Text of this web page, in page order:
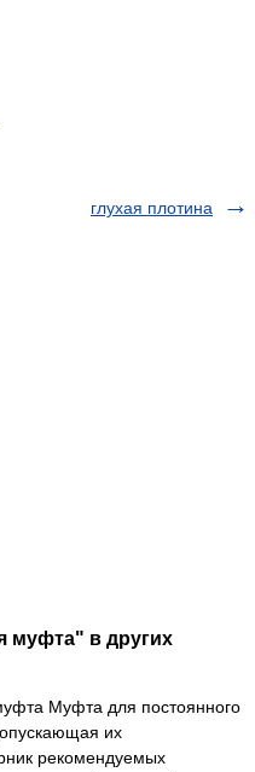
глухая плотина
муфта" в других
Муфта для постоянного
их
рекомендуемых